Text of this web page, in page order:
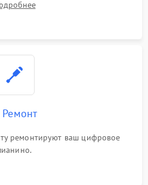
Ремонт
ремонтируют ваш цифровое